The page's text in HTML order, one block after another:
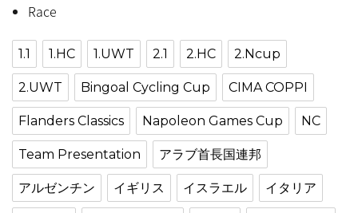
Race
1.1 1.HC 1.UWT 2.1 2.HC 2.Ncup
2.UWT Bingoal Cycling Cup CIMA COPPI
Flanders Classics Napoleon Games Cup NC
Team Presentation アラブ首長国連邦
アルゼンチン イギリス イスラエル イタリア